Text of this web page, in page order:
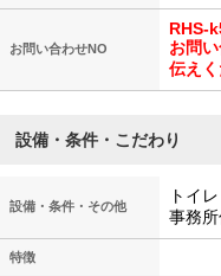
お問い合わせNO
RHS-
お問
伝えく
設備・条件・こだわり
設備・条件・その他
トイ
事務所
特徴